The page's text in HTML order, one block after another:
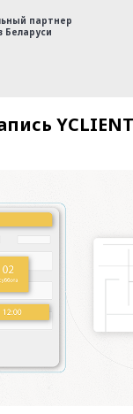
партнер
Беларуси